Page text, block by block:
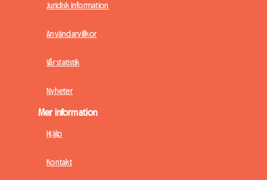
Juridisk information
Användarvillkor
Vår statistik
Nyheter
Mer information
Hjälp
Kontakt